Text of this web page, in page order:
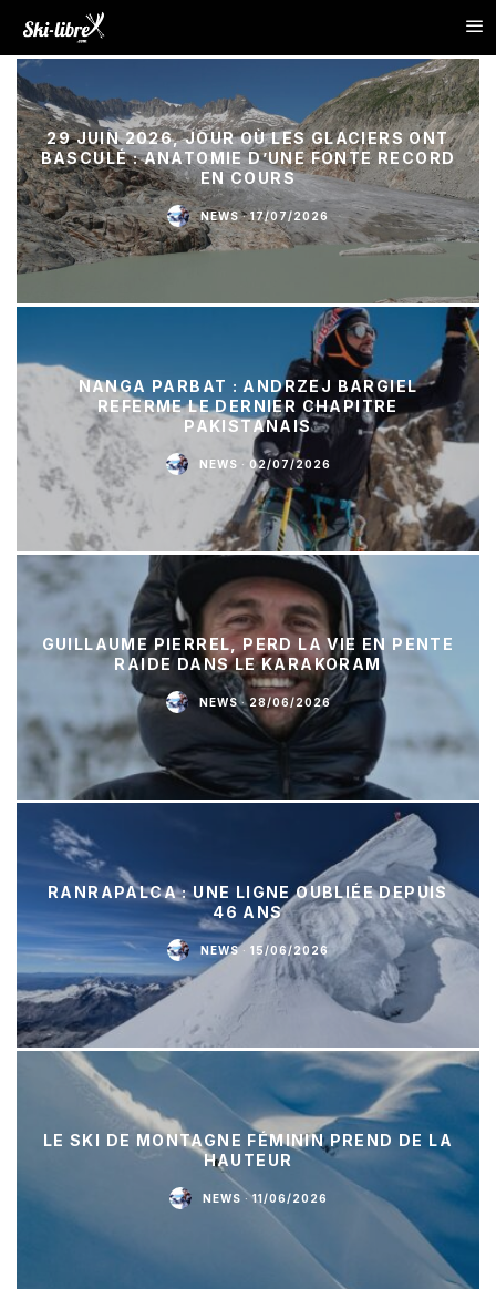
29 JUIN 2026, JOUR OÙ LES GLACIERS ONT
BASCULÉ : ANATOMIE D’UNE FONTE RECORD
EN COURS
NEWS · 17/07/2026
NANGA PARBAT : ANDRZEJ BARGIEL
REFERME LE DERNIER CHAPITRE
PAKISTANAIS
NEWS · 02/07/2026
GUILLAUME PIERREL, PERD LA VIE EN PENTE
RAIDE DANS LE KARAKORAM
NEWS · 28/06/2026
RANRAPALCA : UNE LIGNE OUBLIÉE DEPUIS
46 ANS
NEWS · 15/06/2026
LE SKI DE MONTAGNE FÉMININ PREND DE LA
HAUTEUR
NEWS · 11/06/2026